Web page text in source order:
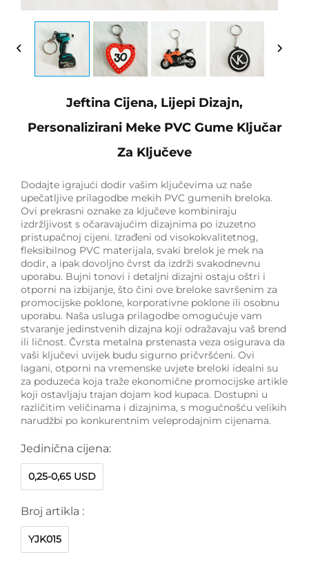
Jeftina Cijena, Lijepi Dizajn,
Personalizirani Meke PVC Gume Ključar
Za Ključeve
Dodajte igrajući dodir vašim ključevima uz naše
upečatljive prilagodbe mekih PVC gumenih breloka.
Ovi prekrasni oznake za ključeve kombiniraju
izdržljivost s očaravajućim dizajnima po izuzetno
pristupačnoj cijeni. Izrađeni od visokokvalitetnog,
fleksibilnog PVC materijala, svaki brelok je mek na
dodir, a ipak dovoljno čvrst da izdrži svakodnevnu
uporabu. Bujni tonovi i detaljni dizajni ostaju oštri i
otporni na izbijanje, što čini ove breloke savršenim za
promocijske poklone, korporativne poklone ili osobnu
uporabu. Naša usluga prilagodbe omogućuje vam
stvaranje jedinstvenih dizajna koji odražavaju vaš brend
ili ličnost. Čvrsta metalna prstenasta veza osigurava da
vaši ključevi uvijek budu sigurno pričvršćeni. Ovi
lagani, otporni na vremenske uvjete breloki idealni su
za poduzeća koja traže ekonomične promocijske artikle
koji ostavljaju trajan dojam kod kupaca. Dostupni u
različitim veličinama i dizajnima, s mogućnošću velikih
narudžbi po konkurentnim veleprodajnim cijenama.
Jedinična cijena:
0,25-0,65 USD
Broj artikla :
YJK015